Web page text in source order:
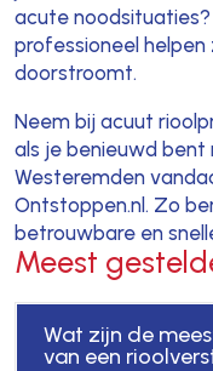
acute
professioneel
doorstroomt.
Neem bij acuut
als je benieuwd
Westeremden
Ontstoppen.nl. Zo
betrouwbare en
Meest
Wat zijn de
van een